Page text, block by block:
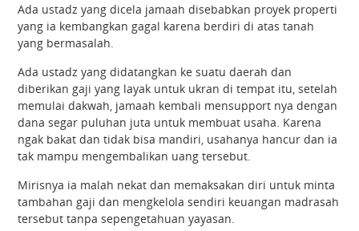
Ada ustadz yang dicela jamaah disebabkan proyek properti
yang ia kembangkan gagal karena berdiri di atas tanah
yang bermasalah.
Ada ustadz yang didatangkan ke suatu daerah dan
diberikan gaji yang layak untuk ukran di tempat itu, setelah
memulai dakwah, jamaah kembali mensupport nya dengan
dana segar puluhan juta untuk membuat usaha. Karena
ngak bakat dan tidak bisa mandiri, usahanya hancur dan ia
tak mampu mengembalikan uang tersebut.
Mirisnya ia malah nekat dan memaksakan diri untuk minta
tambahan gaji dan mengkelola sendiri keuangan madrasah
tersebut tanpa sepengetahuan yayasan.